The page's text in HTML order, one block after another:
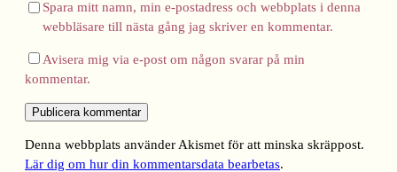
Spara mitt namn, min e-postadress och webbplats i denna
webbläsare till nästa gång jag skriver en kommentar.
Avisera mig via e-post om någon svarar på min
kommentar.
Denna webbplats använder Akismet för att minska skräppost.
Lär dig om hur din kommentarsdata bearbetas.